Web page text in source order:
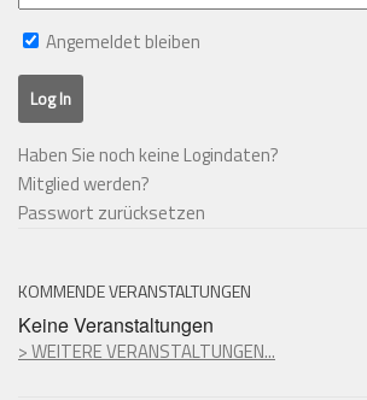
Angemeldet bleiben
Haben Sie noch keine Logindaten?
Mitglied werden?
Passwort zurücksetzen
KOMMENDE VERANSTALTUNGEN
Keine Veranstaltungen
> WEITERE VERANSTALTUNGEN...